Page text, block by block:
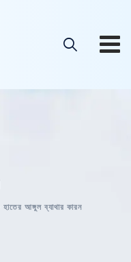
হাতের আঙ্গুল ব্যাথার কারন